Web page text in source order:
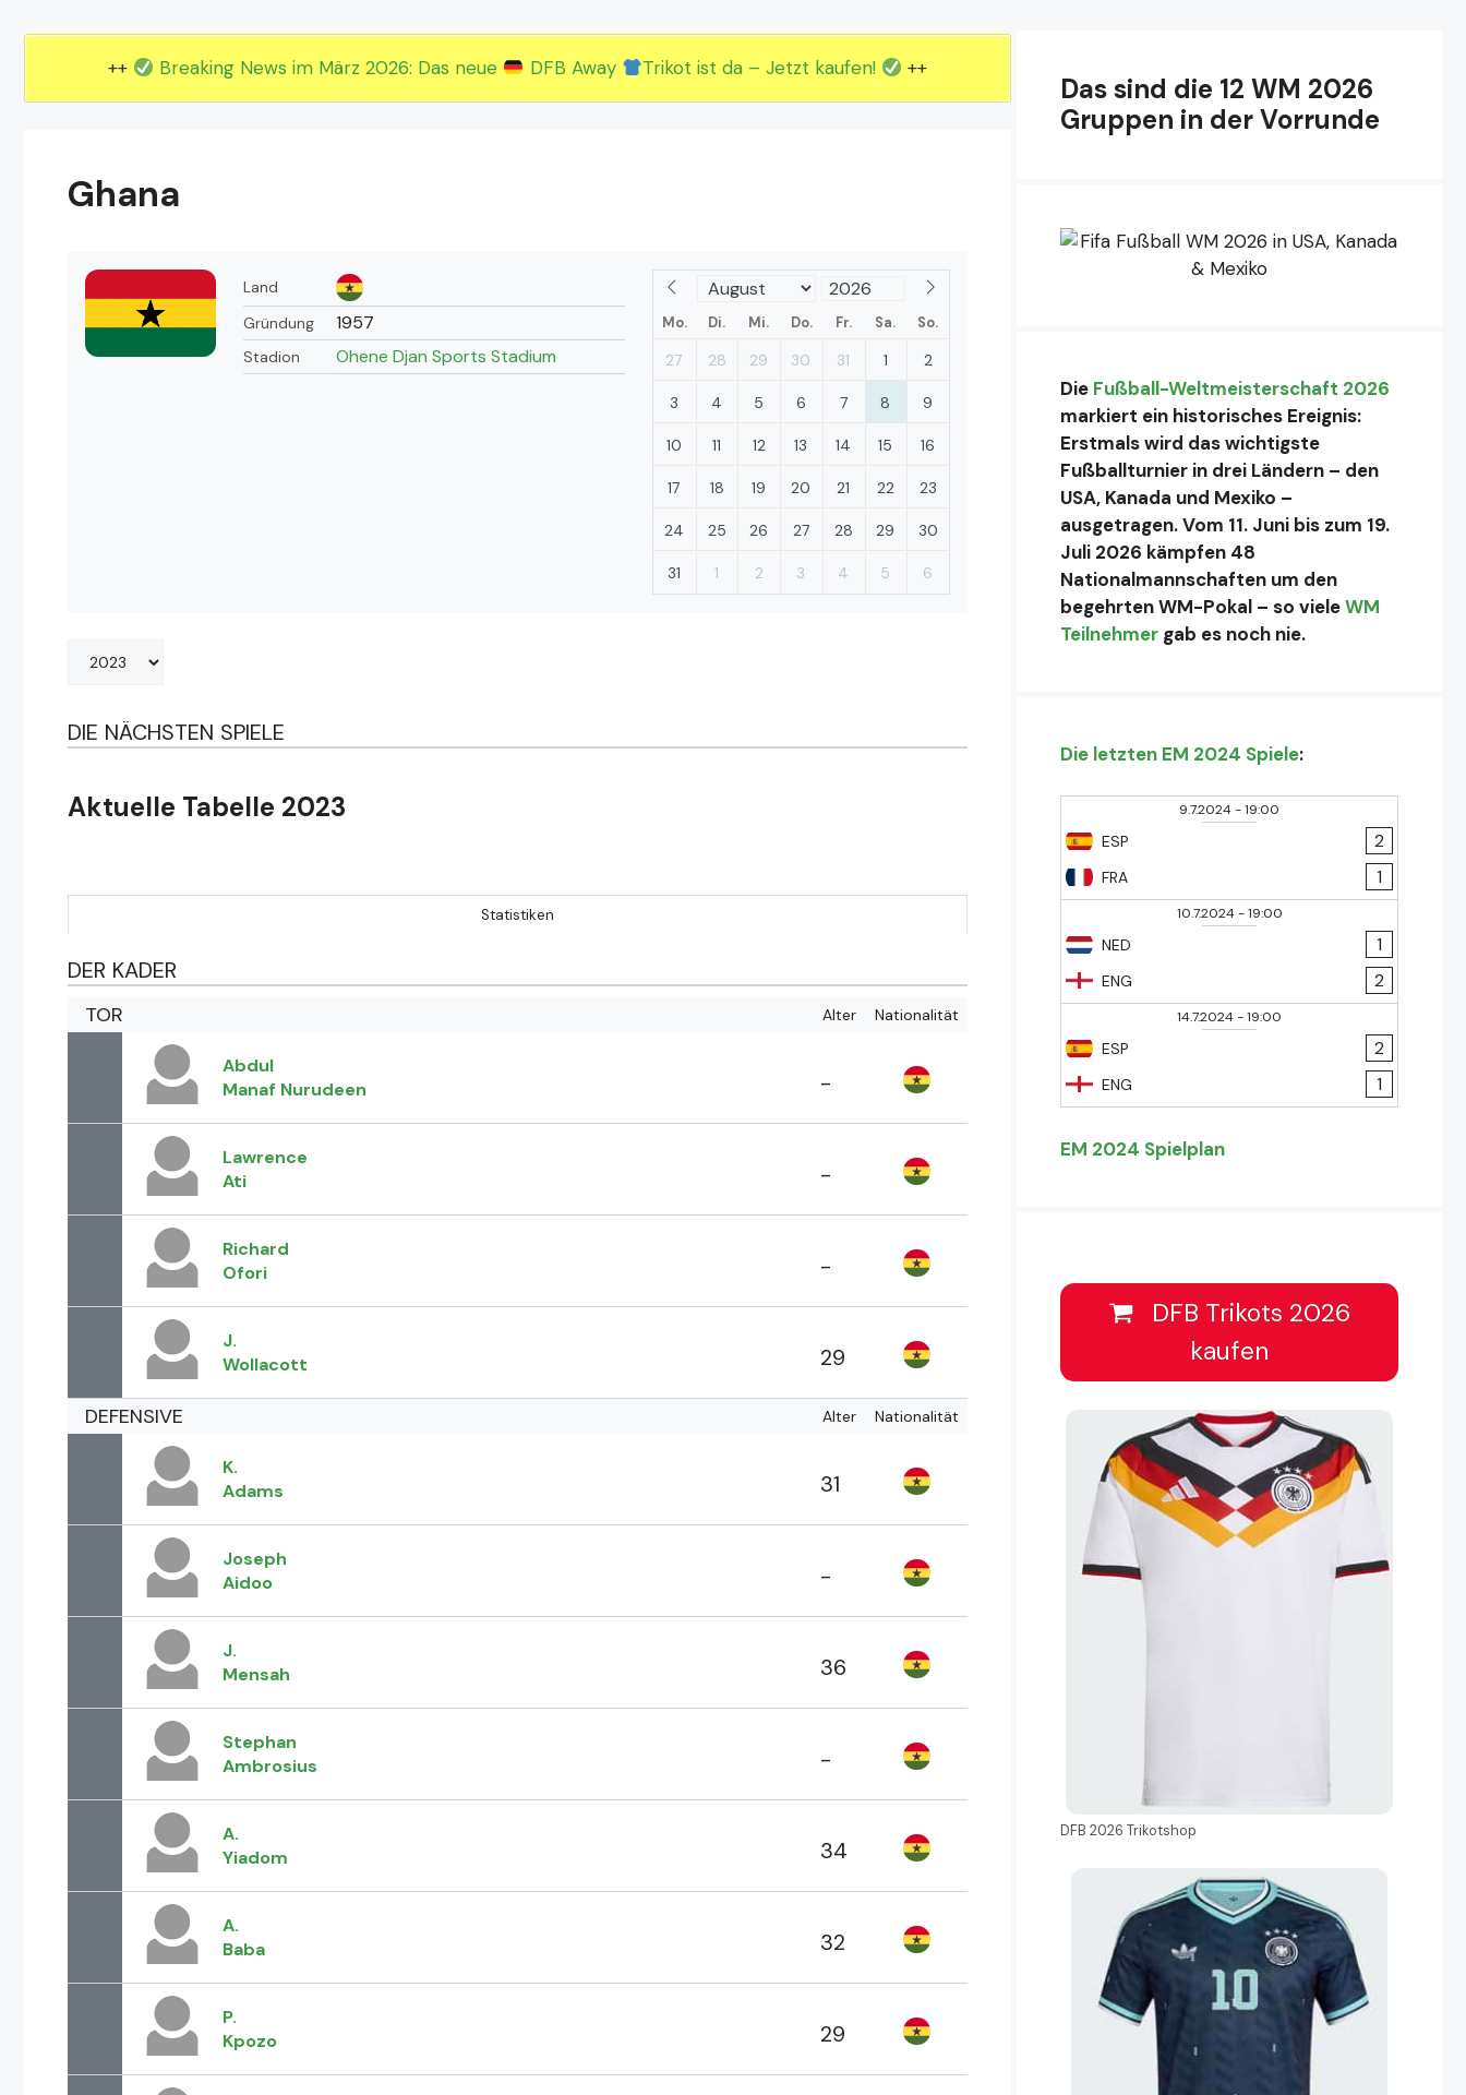
++ Breaking News im März 2026: Das neue DFB Away Trikot ist da – Jetzt kaufen! ++
Ghana
Land
Gründung
1957
Stadion Ohene Djan Sports Stadium
Mo. Di. Mi. Do. Fr. Sa. So.
27 28 29 30 31 1 2
3 4 5 6 7 8 9
10 11 12 13 14 15 16
17 18 19 20 21 22 23
24 25 26 27 28 29 30
31 1 2 3 4 5 6
DIE NÄCHSTEN SPIELE
Aktuelle Tabelle 2023
Statistiken
DER KADER
TOR Alter Nationalität
Abdul
Manaf Nurudeen
-
Lawrence
Ati
-
Richard
Ofori
-
J.
Wollacott
29
DEFENSIVE Alter Nationalität
K.
Adams
31
Joseph
Aidoo
-
J.
Mensah
36
Stephan
Ambrosius
-
A.
Yiadom
34
A.
Baba
32
P.
Kpozo
29
Das sind die 12 WM 2026
Gruppen in der Vorrunde
Die Fußball-Weltmeisterschaft 2026
markiert ein historisches Ereignis:
Erstmals wird das wichtigste
Fußballturnier in drei Ländern – den
USA, Kanada und Mexiko –
ausgetragen. Vom 11. Juni bis zum 19.
Juli 2026 kämpfen 48
Nationalmannschaften um den
begehrten WM-Pokal – so vieleWM
Teilnehmer gab es noch nie.
Die letzten EM 2024 Spiele:
9.7.2024-19:00
ESP
FRA
2
1
10.7.2024-19:00
NED
ENG
1
2
14.7.2024-19:00
ESP
ENG
2
1
EM 2024 Spielplan
DFB Trikots 2026
kaufen
DFB 2026 Trikotshop